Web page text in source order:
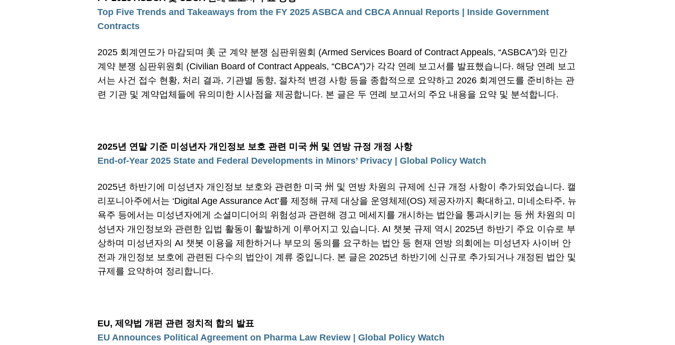
Top Five Trends and Takeaways from the FY 2025 ASBCA and CBCA Annual Reports | Inside Government
Contracts
2025 회계연도가 마감되며 美 군 계약 분쟁 심판위원회 (Armed Services Board of Contract Appeals, “ASBCA”)와 민간
계약 분쟁 심판위원회 (Civilian Board of Contract Appeals, “CBCA”)가 각각 연례 보고서를 발표했습니다. 해당 연례 보고
서는 사건 접수 현황, 처리 결과, 기관별 동향, 절차적 변경 사항 등을 종합적으로 요약하고 2026 회계연도를 준비하는 관
련 기관 및 계약업체들에 유의미한 시사점을 제공합니다. 본 글은 두 연례 보고서의 주요 내용을 요약 및 분석합니다.
2025년 연말 기준 미성년자 개인정보 보호 관련 미국 州 및 연방 규정 개정 사항
End-of-Year 2025 State and Federal Developments in Minors’ Privacy | Global Policy Watch
2025년 하반기에 미성년자 개인정보 보호와 관련한 미국 州 및 연방 차원의 규제에 신규 개정 사항이 추가되었습니다. 캘
리포니아주에서는 ‘Digital Age Assurance Act’를 제정해 규제 대상을 운영체제(OS) 제공자까지 확대하고, 미네소타주, 뉴
욕주 등에서는 미성년자에게 소셜미디어의 위험성과 관련해 경고 메세지를 개시하는 법안을 통과시키는 등 州 차원의 미
성년자 개인정보와 관련한 입법 활동이 활발하게 이루어지고 있습니다. AI 챗봇 규제 역시 2025년 하반기 주요 이슈로 부
상하며 미성년자의 AI 챗봇 이용을 제한하거나 부모의 동의를 요구하는 법안 등 현재 연방 의회에는 미성년자 사이버 안
전과 개인정보 보호에 관련된 다수의 법안이 계류 중입니다. 본 글은 2025년 하반기에 신규로 추가되거나 개정된 법안 및
규제를 요약하여 정리합니다.
EU, 제약법 개편 관련 정치적 합의 발표
EU Announces Political Agreement on Pharma Law Review | Global Policy Watch